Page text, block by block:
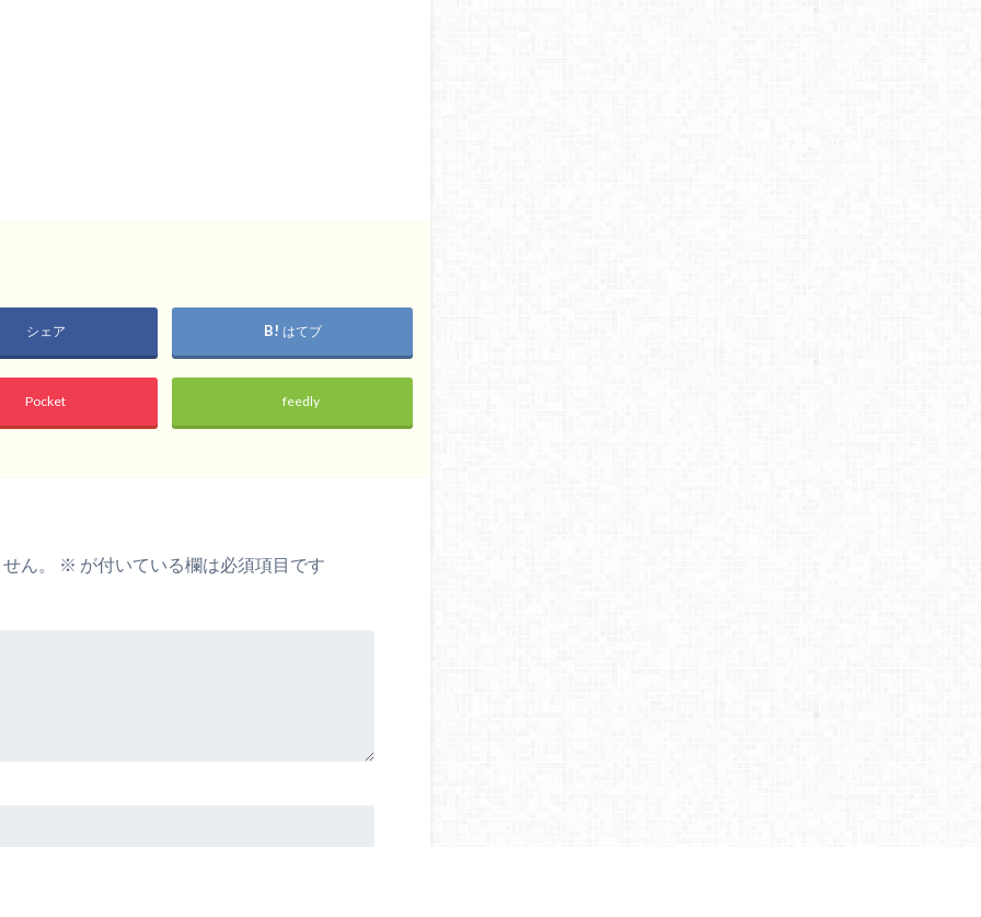
シェア はてブ
Pocket feedly
ん。 ※ が付いている欄は必須項目です